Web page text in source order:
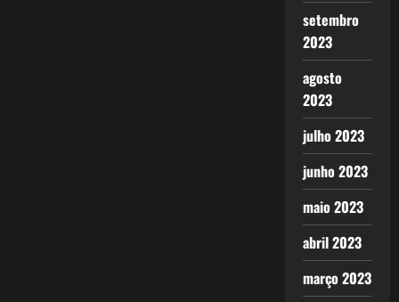
setembro
2023
agosto
2023
julho 2023
junho 2023
maio 2023
abril 2023
março 2023